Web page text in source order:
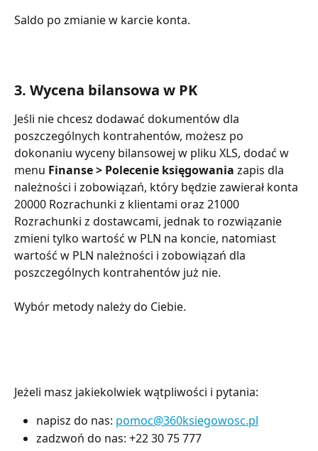
Saldo po zmianie w karcie konta.
3. Wycena bilansowa w PK
Jeśli nie chcesz dodawać dokumentów dla
poszczególnych kontrahentów, możesz po
dokonaniu wyceny bilansowej w pliku XLS, dodać w
menu Finanse > Polecenie księgowania zapis dla
należności i zobowiązań, który będzie zawierał konta
20000 Rozrachunki z klientami oraz 21000
Rozrachunki z dostawcami, jednak to rozwiązanie
zmieni tylko wartość w PLN na koncie, natomiast
wartość w PLN należności i zobowiązań dla
poszczególnych kontrahentów już nie.
Wybór metody należy do Ciebie.
Jeżeli masz jakiekolwiek wątpliwości i pytania:
napisz do nas: pomoc@360ksiegowosc.pl
zadzwoń do nas: +22 30 75 777